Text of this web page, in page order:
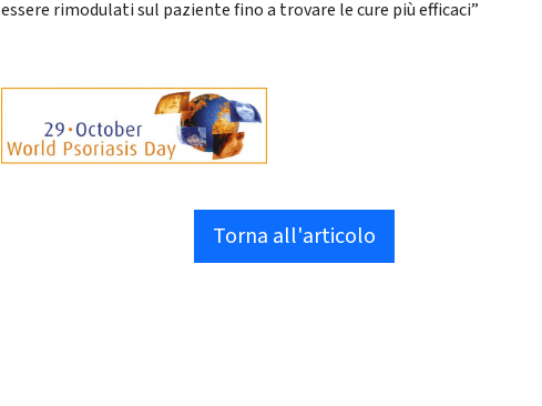
essere rimodulati sul paziente fino a trovare le cure più efficaci”
Torna all'articolo